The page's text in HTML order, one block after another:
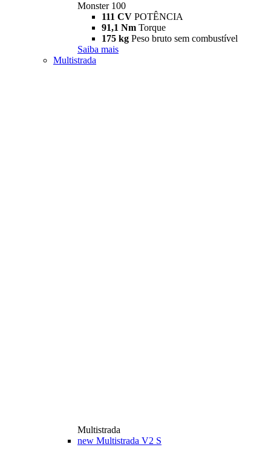
Monster 100
111 CV POTÊNCIA
91,1 Nm Torque
175 kg Peso bruto sem combustível
Saiba mais
Multistrada
Multistrada
new Multistrada V2 S